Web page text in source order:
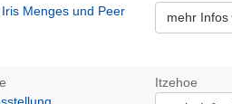
Menges und Peer
mehr Infos
Itzehoe